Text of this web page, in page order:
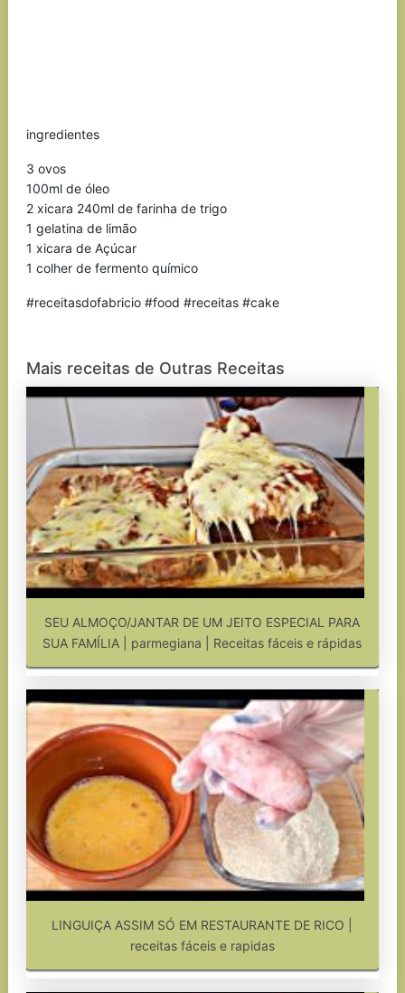
ingredientes
3 ovos
100ml de óleo
2 xicara 240ml de farinha de trigo
1 gelatina de limão
1 xicara de Açúcar
1 colher de fermento químico
#receitasdofabricio #food #receitas #cake
Mais receitas de Outras Receitas
SEU ALMOÇO/JANTAR DE UM JEITO ESPECIAL PARA
SUA FAMÍLIA | parmegiana | Receitas fáceis e rápidas
LINGUIÇA ASSIM SÓ EM RESTAURANTE DE RICO |
receitas fáceis e rapidas